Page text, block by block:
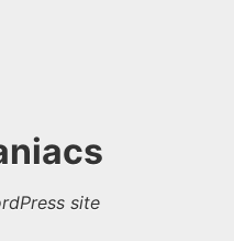
site